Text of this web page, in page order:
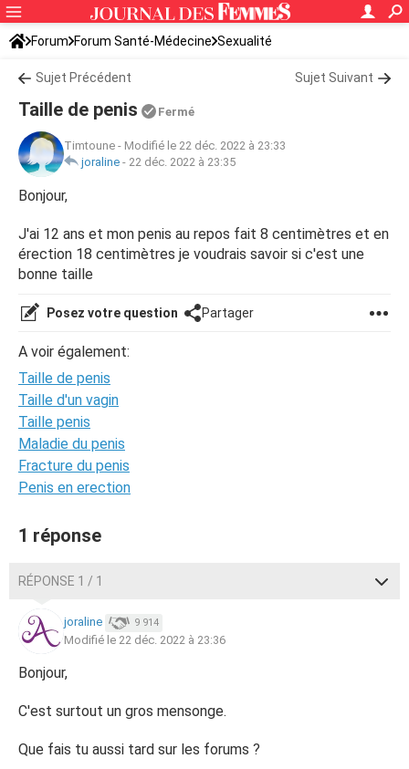
Forum Forum Santé-Médecine Sexualité
Sujet Précédent Sujet Suivant
Taille de penis Fermé
Timtoune - Modifié le 22 déc. 2022 à 23:33
joraline - 22 déc. 2022 à 23:35
Bonjour,
J'ai 12 ans et mon penis au repos fait 8 centimètres et en
érection 18 centimètres je voudrais savoir si c'est une
bonne taille
Posez votre question Partager
A voir également:
Taille de penis
Taille d'un vagin
Taille penis
Maladie du penis
Fracture du penis
Penis en erection
1 réponse
RÉPONSE 1 / 1
joraline 9 914
Modifié le 22 déc. 2022 à 23:36
Bonjour,
C'est surtout un gros mensonge.
Que fais tu aussi tard sur les forums ?